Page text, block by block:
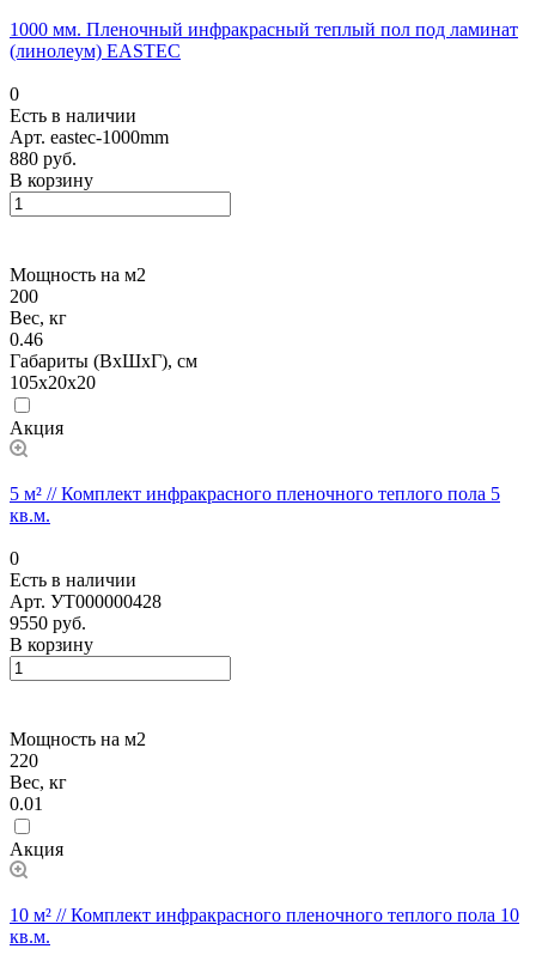
1000 мм. Пленочный инфракрасный теплый пол под ламинат
(линолеум) EASTEC
0
Есть в наличии
Арт. eastec-1000mm
880 руб.
В корзину
Мощность на м2
200
Вес, кг
0.46
Габариты (ВхШхГ), см
105x20x20
Акция
5 м² // Комплект инфракрасного пленочного теплого пола 5
кв.м.
0
Есть в наличии
Арт. УТ000000428
9550 руб.
В корзину
Мощность на м2
220
Вес, кг
0.01
Акция
10 м² // Комплект инфракрасного пленочного теплого пола 10
кв.м.